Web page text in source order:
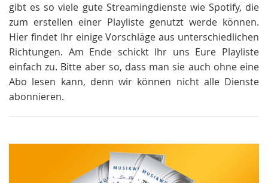
gibt es so viele gute Streamingdienste wie Spotify, die
zum erstellen einer Playliste genutzt werde können.
Hier findet Ihr einige Vorschläge aus unterschiedlichen
Richtungen. Am Ende schickt Ihr uns Eure Playliste
einfach zu. Bitte aber so, dass man sie auch ohne eine
Abo lesen kann, denn wir können nicht alle Dienste
abonnieren.